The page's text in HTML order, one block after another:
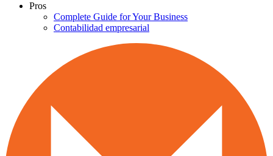
Pros
Complete Guide for Your Business
Contabilidad empresarial